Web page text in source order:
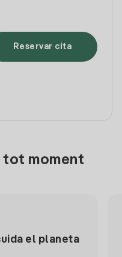
Reservar cita
tot moment
el planeta